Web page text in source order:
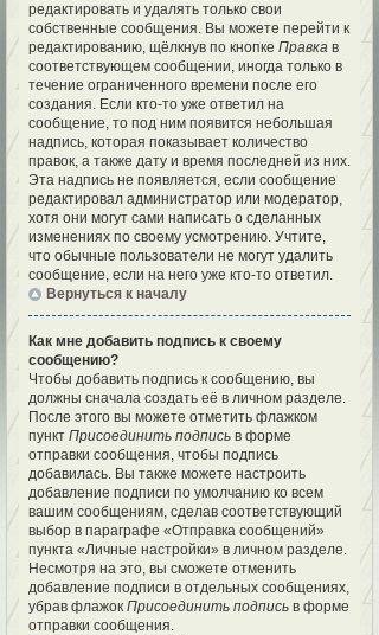
редактировать и удалять только свои
собственные сообщения. Вы можете перейти к
редактированию, щёлкнув по кнопке Правка в
соответствующем сообщении, иногда только в
течение ограниченного времени после его
создания. Если кто-то уже ответил на
сообщение, то под ним появится небольшая
надпись, которая показывает количество
правок, а также дату и время последней из них.
Эта надпись не появляется, если сообщение
редактировал администратор или модератор,
хотя они могут сами написать о сделанных
изменениях по своему усмотрению. Учтите,
что обычные пользователи не могут удалить
сообщение, если на него уже кто-то ответил.
Вернуться к началу
Как мне добавить подпись к своему
сообщению?
Чтобы добавить подпись к сообщению, вы
должны сначала создать её в личном разделе.
После этого вы можете отметить флажком
пункт Присоединить подпись в форме
отправки сообщения, чтобы подпись
добавилась. Вы также можете настроить
добавление подписи по умолчанию ко всем
вашим сообщениям, сделав соответствующий
выбор в параграфе «Отправка сообщений»
пункта «Личные настройки» в личном разделе.
Несмотря на это, вы сможете отменить
добавление подписи в отдельных сообщениях,
убрав флажок Присоединить подпись в форме
отправки сообщения.